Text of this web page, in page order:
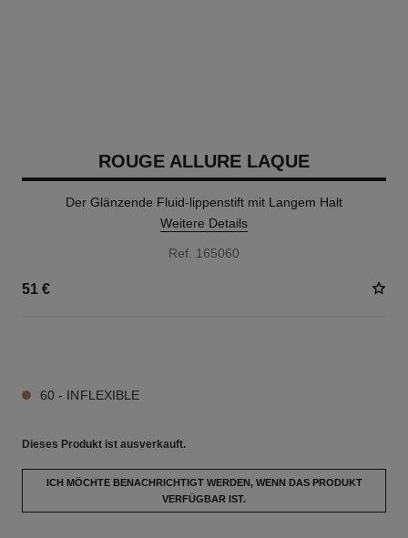
ROUGE ALLURE LAQUE
Der Glänzende Fluid-lippenstift mit Langem Halt
Weitere Details
Ref. 165060
51 €
60 - INFLEXIBLE
Dieses Produkt ist ausverkauft.
ICH MÖCHTE BENACHRICHTIGT WERDEN, WENN DAS PRODUKT
VERFÜGBAR IST.